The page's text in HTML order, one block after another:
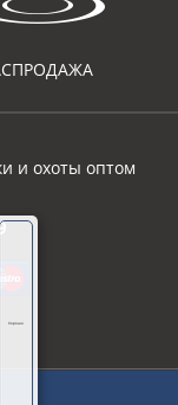
и охоты оптом
Хорошо